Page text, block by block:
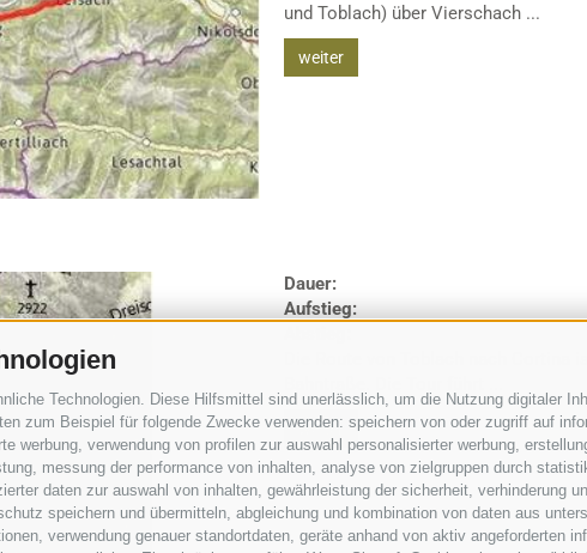
Technologien. Diese Hilfsmittel sind unerlässlich, um die Nutzung digitaler
zum Beispiel für folgende Zwecke verwenden: speichern von oder zugriff auf
werbung, verwendung von profilen zur auswahl personalisierter werbung,
messung der performance von inhalten, analyse von zielgruppen durch
daten zur auswahl von inhalten, gewährleistung der sicherheit, verhinderung
speichern und übermitteln, abgleichung und kombination von daten aus
verwendung genauer standortdaten, geräte anhand von aktiv angeforderten
und Toblach) über Vierschach ...
weiter
Dauer:
Aufstieg:
weiter